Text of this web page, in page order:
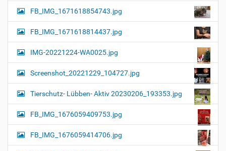
FB_IMG_1671618854743.jpg
FB_IMG_1671618814437.jpg
IMG-20221224-WA0025.jpg
Screenshot_20221229_104727.jpg
Tierschutz- Lübben- Aktiv 20230206_193353.jpg
FB_IMG_1676059409753.jpg
FB_IMG_1676059414706.jpg